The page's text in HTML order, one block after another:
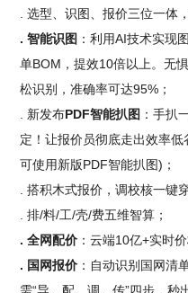
. 选型、识图、报价三位一体
. 智能识图 ：利用AI技术实现
单BOM，提效10倍以上。无
松识别，准确率可达95%；
. 新发布PDF智能扒图 ：手扒
定！让报价员彻底走出效率
可使用新版PDF智能扒图)；
. 搭积木式报价，调校核一键
. 排/料/工/壳/费五维智算；
. 全网配价 ：云端10亿+实时
. 国网报价 ：自动识别国网清